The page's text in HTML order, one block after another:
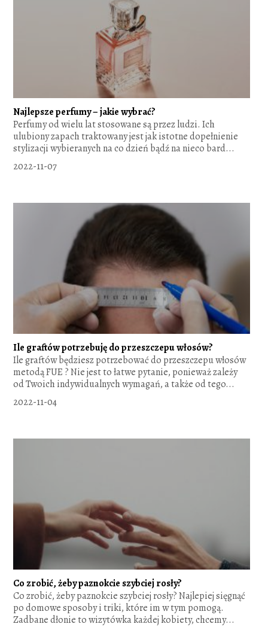
Najlepsze perfumy – jakie wybrać?
Perfumy od wielu lat stosowane są przez ludzi. Ich
ulubiony zapach traktowany jest jak istotne dopełnienie
stylizacji wybieranych na co dzień bądź na nieco bard...
2022-11-07
Ile graftów potrzebuję do przeszczepu włosów?
Ile graftów będziesz potrzebować do przeszczepu włosów
metodą FUE ? Nie jest to łatwe pytanie, ponieważ zależy
od Twoich indywidualnych wymagań, a także od tego...
2022-11-04
Co zrobić, żeby paznokcie szybciej rosły?
Co zrobić, żeby paznokcie szybciej rosły? Najlepiej sięgnąć
po domowe sposoby i triki, które im w tym pomogą.
Zadbane dłonie to wizytówka każdej kobiety, chcemy...